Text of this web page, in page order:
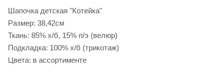
Шапочка детская "Котейка"
Размер: 38,42см
Ткань: 85% х/б, 15% п/э (велюр)
Подкладка: 100% х/б (трикотаж)
Цвета: в ассортименте